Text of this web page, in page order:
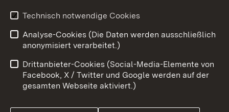
Impressum
Kontakt
Barrierefreiheit
Datenschutz
Cookies
Technisch notwendige Cookies
Analyse-Cookies (Die Daten werden ausschließlich
anonymisiert verarbeitet.)
Drittanbieter-Cookies (Social-Media-Elemente von
Facebook, X / Twitter und Google werden auf der
gesamten Webseite aktiviert.)